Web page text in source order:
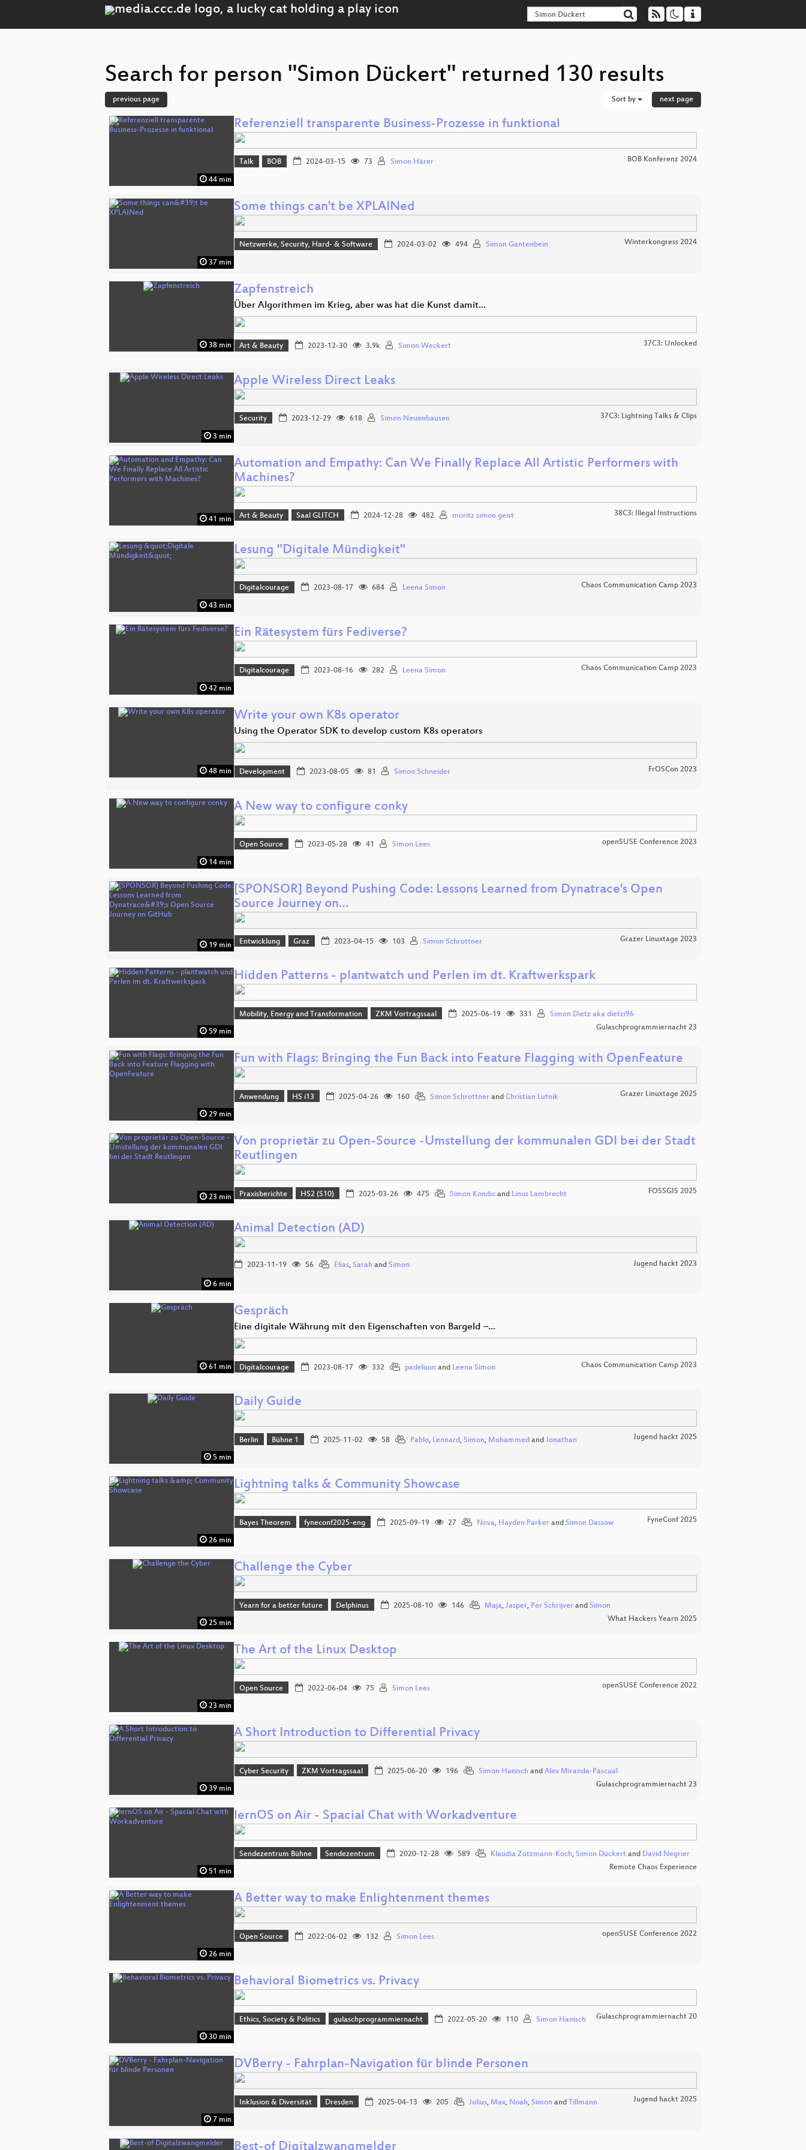
Search for person "Simon Dückert" returned 130 results
previous page Sort by next page
44 min
Referenziell transparente Business-Prozesse in funktional
Talk BOB 2024-03-15 73 Simon Härer BOB Konferenz 2024
37 min
Some things can't be XPLAINed
Netzwerke, Security, Hard- & Software 2024-03-02 494 Simon Gantenbein Winterkongress 2024
38 min
Zapfenstreich
Über Algorithmen im Krieg, aber was hat die Kunst damit…
Art & Beauty 2023-12-30 3.9k Simon Weckert 37C3: Unlocked
3 min
Apple Wireless Direct Leaks
Security 2023-12-29 618 Simon Neuenhausen 37C3: Lightning Talks & Clips
41 min
Automation and Empathy: Can We Finally Replace All Artistic Performers with
Machines?
Art & Beauty Saal GLITCH 2024-12-28 482 moritz simon geist 38C3: Illegal Instructions
43 min
Lesung "Digitale Mündigkeit"
Digitalcourage 2023-08-17 684 Leena Simon Chaos Communication Camp 2023
42 min
Ein Rätesystem fürs Fediverse?
Digitalcourage 2023-08-16 282 Leena Simon Chaos Communication Camp 2023
48 min
Write your own K8s operator
Using the Operator SDK to develop custom K8s operators
Development 2023-08-05 81 Simon Schneider FrOSCon 2023
14 min
A New way to configure conky
Open Source 2023-05-28 41 Simon Lees openSUSE Conference 2023
19 min
[SPONSOR] Beyond Pushing Code: Lessons Learned from Dynatrace's Open
Source Journey on…
Entwicklung Graz 2023-04-15 103 Simon Schrottner Grazer Linuxtage 2023
59 min
Hidden Patterns - plantwatch und Perlen im dt. Kraftwerkspark
Mobility, Energy and Transformation ZKM Vortragssaal 2025-06-19 331
Simon Dietz aka dietzi96
Gulaschprogrammiernacht 23
29 min
Fun with Flags: Bringing the Fun Back into Feature Flagging with OpenFeature
Anwendung HS i13 2025-04-26 160 Simon Schrottnerand Christian Lutnik Grazer Linuxtage 2025
23 min
Von proprietär zu Open-Source -Umstellung der kommunalen GDI bei der Stadt
Reutlingen
Praxisberichte HS2 (S10) 2025-03-26 475 Simon Kondicand Linus Lambrecht FOSSGIS 2025
6 min
Animal Detection (AD)
2023-11-19 56 Elias, Sarah and Simon Jugend hackt 2023
61 min
Gespräch
Eine digitale Währung mit den Eigenschaften von Bargeld –…
Digitalcourage 2023-08-17 332 padeluun and Leena Simon Chaos Communication Camp 2023
5 min
Daily Guide
Berlin Bühne 1 2025-11-02 58 Pablo, Lennard, Simon, Mohammed and Jonathan Jugend hackt 2025
26 min
Lightning talks & Community Showcase
Bayes Theorem fyneconf2025-eng 2025-09-19 27 Nova, Hayden Parkerand Simon Dassow FyneConf 2025
25 min
Challenge the Cyber
Yearn for a better future Delphinus 2025-08-10 146 Maja, Jasper, Per Schrijverand Simon
What Hackers Yearn 2025
23 min
The Art of the Linux Desktop
Open Source 2022-06-04 75 Simon Lees openSUSE Conference 2022
39 min
A Short Introduction to Differential Privacy
Cyber Security ZKM Vortragssaal 2025-06-20 196 Simon Hanisch and Alex Miranda-Pascual
Gulaschprogrammiernacht 23
51 min
lernOS on Air - Spacial Chat with Workadventure
Sendezentrum Bühne Sendezentrum 2020-12-28 589 Klaudia Zotzmann-Koch, Simon Dückertand David Negrier
Remote Chaos Experience
26 min
A Better way to make Enlightenment themes
Open Source 2022-06-02 132 Simon Lees openSUSE Conference 2022
30 min
Behavioral Biometrics vs. Privacy
Ethics, Society & Politics gulaschprogrammiernacht 2022-05-20 110 Simon Hanisch Gulaschprogrammiernacht 20
7 min
DVBerry - Fahrplan-Navigation für blinde Personen
Inklusion & Diversität Dresden 2025-04-13 205 Julius, Max, Noah, Simon and Tillmann Jugend hackt 2025